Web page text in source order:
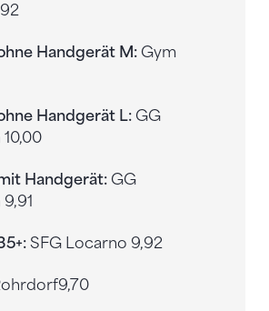
Handgerät M: Gym
Handgerät L: GG
Handgerät: GG
SFG Locarno 9,92
9,70